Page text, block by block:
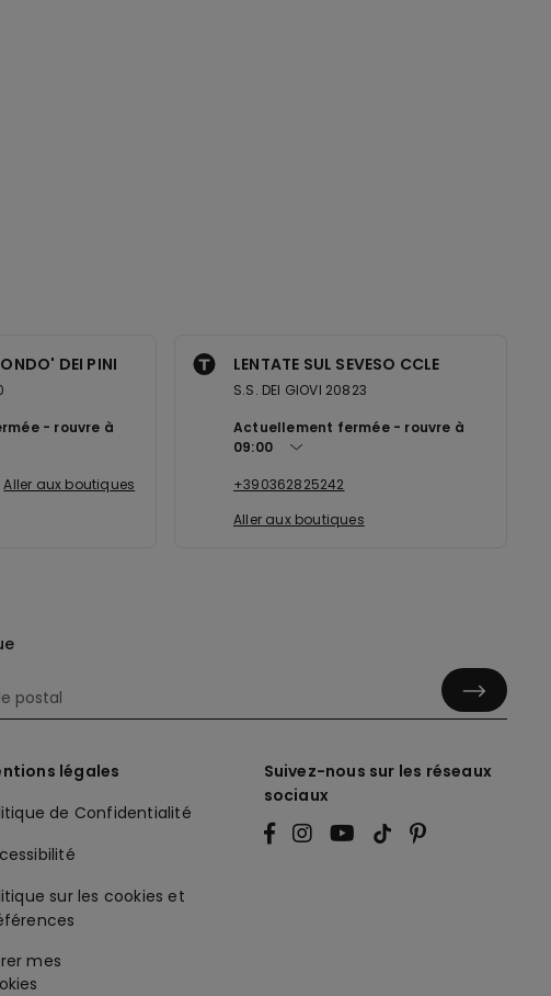
DEI PINI
rouvre à
Aller aux boutiques
LENTATE SUL SEVESO CCLE
S.S. DEI GIOVI 20823
Actuellement fermée
rouvre à
09:00
+390362825242
Aller aux boutiques
légales
de Confidentialité
sur les cookies et
Suivez-nous sur les réseaux
sociaux